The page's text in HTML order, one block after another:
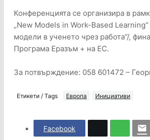
Конференцията се организира в
„New Models in Work-Based
модели в ученето чрез работа”/,
Програма Еразъм + на ЕС.
За потвърждение: 058 601472 –
Етикети / Tags Европа Инициативи
Facebook